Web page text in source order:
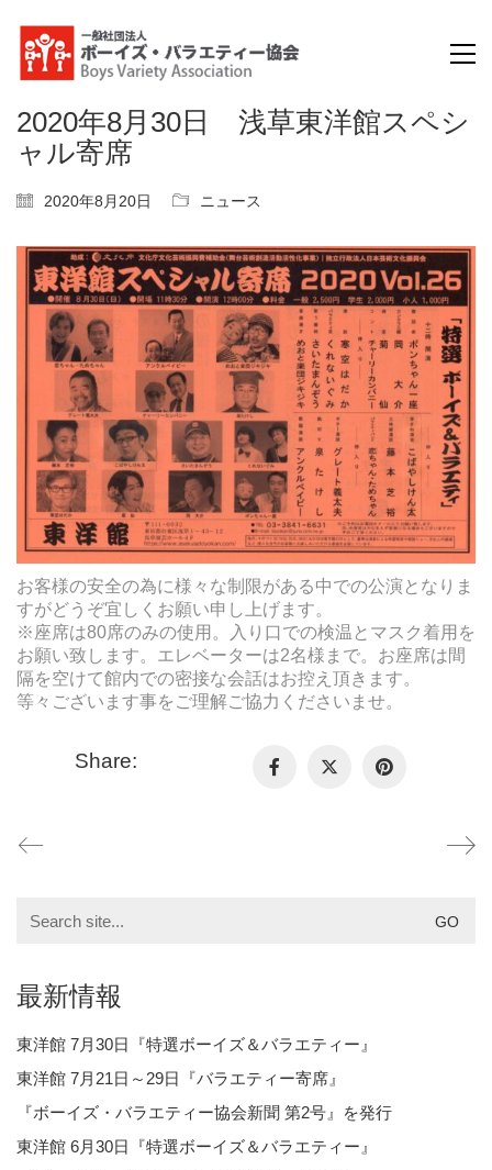
2020年8月30日 浅草東洋館スペシ
ャル寄席
2020年8月20日 ニュース
お客様の安全の為に様々な制限がある中での公演となりま
すがどうぞ宜しくお願い申し上げます。
※座席は80席のみの使用。入り口での検温とマスク着用を
お願い致します。エレベーターは2名様まで。お座席は間
隔を空けて館内での密接な会話はお控え頂きます。
等々ございます事をご理解ご協力くださいませ。
Share:
for:
最新情報
東洋館 7月30日『特選ボーイズ＆バラエティー』
東洋館 7月21日～29日『バラエティー寄席』
『ボーイズ・バラエティー協会新聞 第2号』を発行
東洋館 6月30日『特選ボーイズ＆バラエティー』